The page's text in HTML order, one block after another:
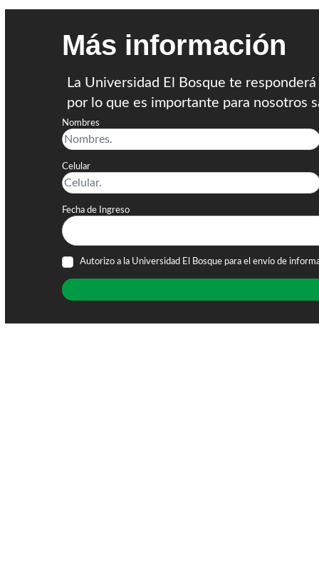
Más información
La Universidad El Bosque te
por lo que es importante para nosotros
Nombres
Celular
Fecha de Ingreso
Autorizo a la Universidad El Bosque para el envío de